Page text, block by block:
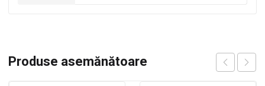
Produse asemănătoare